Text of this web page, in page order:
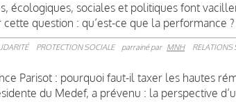
écologiques, sociales et politiques font
question : qu’est-ce que la performance ?
PROTECTION SOCIALE parrainé par MNH RELATIONS
Parisot : pourquoi faut-il taxer les hautes
du Medef, a prévenu : la perspective